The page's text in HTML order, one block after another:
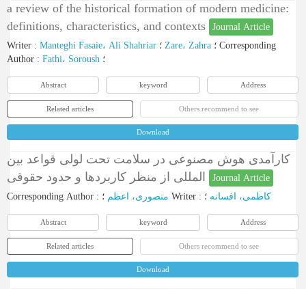
a review of the historical formation of modern medicine:
definitions, characteristics, and contexts
Journal Article
Writer : Manteghi Fasaie، Ali Shahriar Zare، Zahra
Corresponding
Author : Fathi، Soroush ؛
Abstract keyword Address
Related articles Others recommend to see
Download
کارآمدی هوش مصنوعی در سلامت تحت لولی قواعد بین
Journal Article
Corresponding Author : منصوری، اعظم Writer : کاظمی، افسانه ؛
Abstract keyword Address
Related articles Others recommend to see
Download